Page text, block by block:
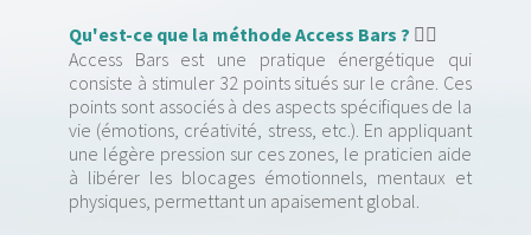
Qu'est-ce que la méthode Access Bars ? 💆‍♂️
Access Bars est une pratique énergétique qui
consiste à stimuler 32 points situés sur le crâne. Ces
points sont associés à des aspects spécifiques de la
vie (émotions, créativité, stress, etc.). En appliquant
une légère pression sur ces zones, le praticien aide
à libérer les blocages émotionnels, mentaux et
physiques, permettant un apaisement global.